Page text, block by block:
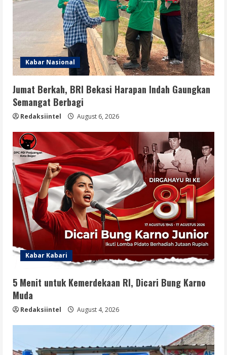
Kabar Nasional
Jumat Berkah, BRI Bekasi Harapan Indah Gaungkan
Semangat Berbagi
Redaksiintel August 6, 2026
Kabar Kabari
5 Menit untuk Kemerdekaan RI, Dicari Bung Karno
Muda
Redaksiintel August 4, 2026